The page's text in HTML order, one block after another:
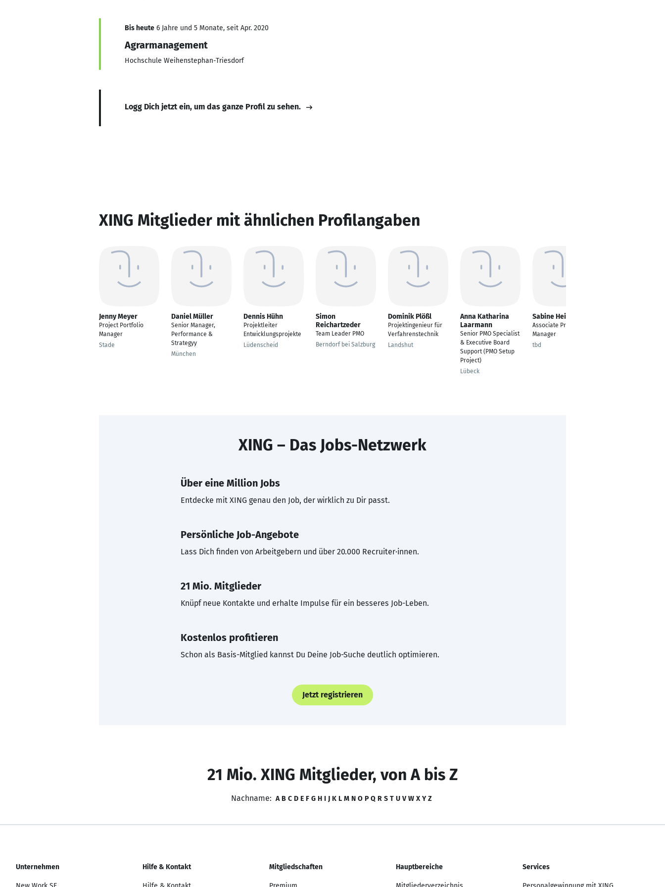
Bis heute 6 Jahre und 5 Monate, seit Apr. 2020
Agrarmanagement
Hochschule Weihenstephan-Triesdorf
Logg Dich jetzt ein, um das ganze Profil zu sehen.
XING Mitglieder mit ähnlichen Profilangaben
Jenny Meyer
Project Portfolio
Manager
Stade
Daniel Müller
Senior Manager,
Performance &
Strategyy
München
Dennis Hühn
Projektleiter
Entwicklungsprojekte
Lüdenscheid
Simon
Reichartzeder
Team Leader PMO
Berndorf bei Salzburg
Dominik Plößl
Projektingenieur für
Verfahrenstechnik
Landshut
Anna Katharina
Laarmann
Senior PMO Specialist
& Executive Board
Support (PMO Setup
Project)
Lübeck
Sabine Heigl
Associate Project
Manager
tbd
XING – Das Jobs-Netzwerk
Über eine Million Jobs
Entdecke mit XING genau den Job, der wirklich zu Dir passt.
Persönliche Job-Angebote
Lass Dich finden von Arbeitgebern und über 20.000 Recruiter·innen.
21 Mio. Mitglieder
Knüpf neue Kontakte und erhalte Impulse für ein besseres Job-Leben.
Kostenlos profitieren
Schon als Basis-Mitglied kannst Du Deine Job-Suche deutlich optimieren.
Jetzt registrieren
21 Mio. XING Mitglieder, von A bis Z
Nachname: A B C D E F G H I J K L M N O P Q R S T U V W X Y Z
Unternehmen Hilfe & Kontakt Mitgliedschaften Hauptbereiche Services